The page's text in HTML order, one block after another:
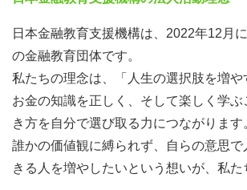
日本金融教育支援機構は、2022年12月
の金融教育団体です。
私たちの理念は、「人生の選択肢を増や
お金の知識を正しく、そして楽しく学
き方を自分で選び取る力につながります
誰かの価値観に縛られず、自らの意思
きる人を増やしたいという想いが、私た